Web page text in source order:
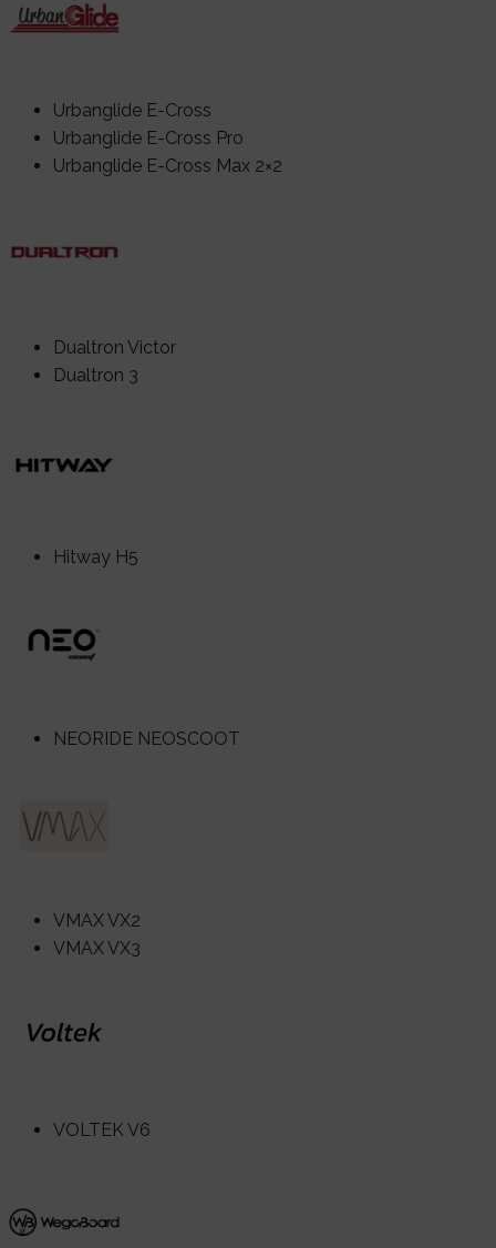
Urbanglide E-Cross
Urbanglide E-Cross Pro
Urbanglide E-Cross Max 2×2
Dualtron Victor
Dualtron 3
Hitway H5
NEORIDE NEOSCOOT
VMAX VX2
VMAX VX3
VOLTEK V6